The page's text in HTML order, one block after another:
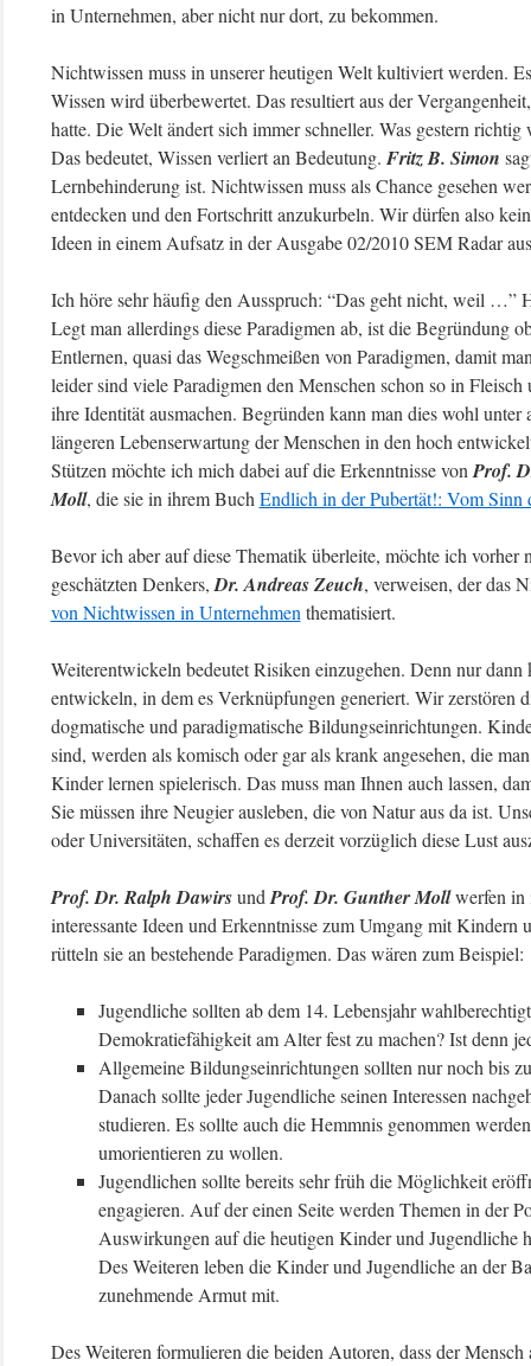
in Unternehmen, aber nicht nur dort, zu bekommen.
Nichtwissen muss in unserer heutigen Welt kultiviert werden.
Wissen wird überbewertet. Das resultiert aus der
hatte. Die Welt ändert sich immer schneller. Was gestern
Das bedeutet, Wissen verliert an Bedeutung. Fritz B. Simon
Lernbehinderung ist. Nichtwissen muss als Chance gesehen
entdecken und den Fortschritt anzukurbeln. Wir dürfen also
Ideen in einem Aufsatz in der Ausgabe 02/2010 SEM Radar
Ich höre sehr häufig den Ausspruch: “Das geht nicht, weil …”
Legt man allerdings diese Paradigmen ab, ist die Begründung
Entlernen, quasi das Wegschmeißen von Paradigmen, damit
leider sind viele Paradigmen den Menschen schon so in
ihre Identität ausmachen. Begründen kann man dies wohl
längeren Lebenserwartung der Menschen in den hoch
Stützen möchte ich mich dabei auf die Erkenntnisse von Prof.
Moll, die sie in ihrem Buch Endlich in der Pubertät!: Vom Sinn
Bevor ich aber auf diese Thematik überleite, möchte ich vorher
geschätzten Denkers, Dr. Andreas Zeuch, verweisen, der das
von Nichtwissen in Unternehmen thematisiert.
Weiterentwickeln bedeutet Risiken einzugehen. Denn nur dann
entwickeln, in dem es Verknüpfungen generiert. Wir zerstören
dogmatische und paradigmatische Bildungseinrichtungen.
sind, werden als komisch oder gar als krank angesehen, die
Kinder lernen spielerisch. Das muss man Ihnen auch lassen,
Sie müssen ihre Neugier ausleben, die von Natur aus da ist.
oder Universitäten, schaffen es derzeit vorzüglich diese Lust
Prof. Dr. Ralph Dawirsund Prof. Dr. Gunther Mollwerfen in
interessante Ideen und Erkenntnisse zum Umgang mit Kindern
rütteln sie an bestehende Paradigmen. Das wären zum Beispiel:
Jugendliche sollten ab dem 14. Lebensjahr
Demokratiefähigkeit am Alter fest zu machen? Ist denn
Allgemeine Bildungseinrichtungen sollten nur noch bis
Danach sollte jeder Jugendliche seinen Interessen
studieren. Es sollte auch die Hemmnis genommen
umorientieren zu wollen.
Jugendlichen sollte bereits sehr früh die Möglichkeit
engagieren. Auf der einen Seite werden Themen in der
Auswirkungen auf die heutigen Kinder und Jugendliche
Des Weiteren leben die Kinder und Jugendliche an der
zunehmende Armut mit.
Des Weiteren formulieren die beiden Autoren, dass der